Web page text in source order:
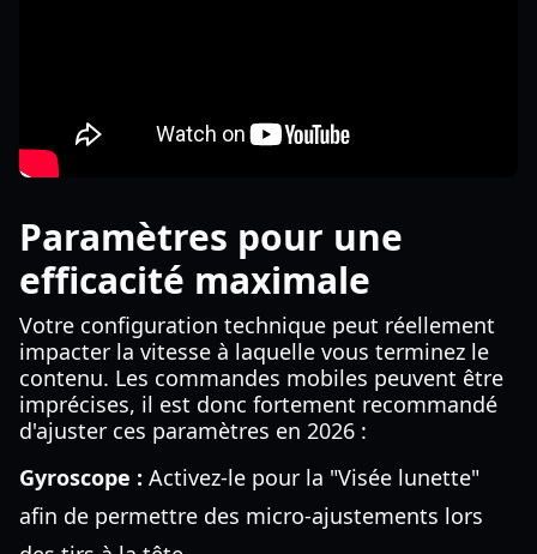
Paramètres pour une
efficacité maximale
Votre configuration technique peut réellement
impacter la vitesse à laquelle vous terminez le
contenu. Les commandes mobiles peuvent être
imprécises, il est donc fortement recommandé
d'ajuster ces paramètres en 2026 :
Gyroscope : Activez-le pour la "Visée lunette"
afin de permettre des micro-ajustements lors